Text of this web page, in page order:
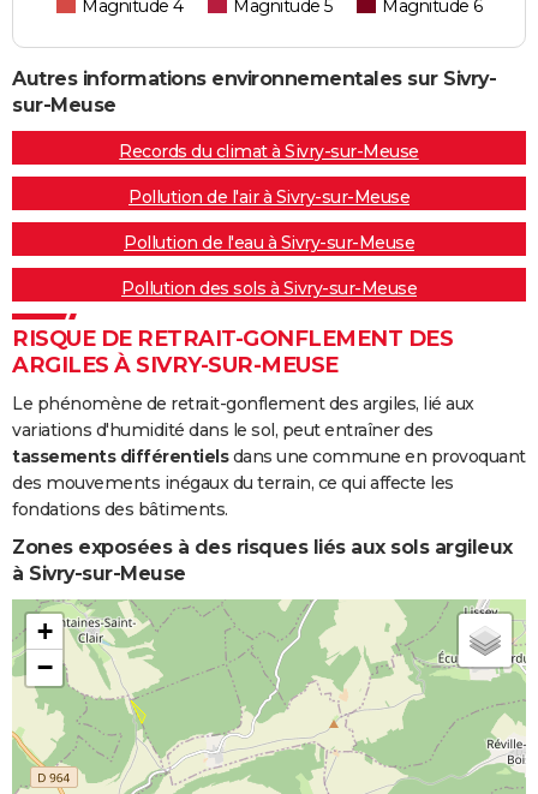
Magnitude 4
Magnitude 5 Magnitude 6
Autres informations environnementales sur Sivry-
sur-Meuse
Records du climat à Sivry-sur-Meuse
Pollution de l'air à Sivry-sur-Meuse
Pollution de l'eau à Sivry-sur-Meuse
Pollution des sols à Sivry-sur-Meuse
RISQUE DE RETRAIT-GONFLEMENT DES
ARGILES À SIVRY-SUR-MEUSE
Le phénomène de retrait-gonflement des argiles, lié aux
variations d'humidité dans le sol, peut entraîner des
tassements différentielsdans une commune en provoquant
des mouvements inégaux du terrain, ce qui affecte les
fondations des bâtiments.
Zones exposées à des risques liés aux sols argileux
à Sivry-sur-Meuse
+
−